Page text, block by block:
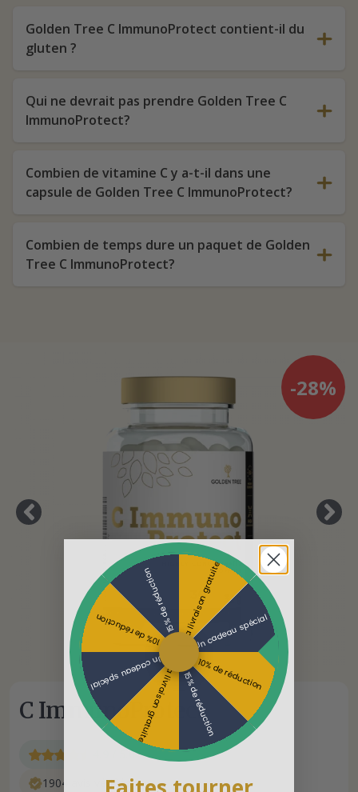
Golden Tree C ImmunoProtect contient-il du
gluten ?
Qui ne devrait pas prendre Golden Tree C
ImmunoProtect?
Combien de vitamine C y a-t-il dans une
capsule de Golden Tree C ImmunoProtect?
Combien de temps dure un paquet de Golden
Tree C ImmunoProtect?
-28%
C ImmunoProtect
4.9 / 5.0
1904 avis vérifiés
La livraison gratuite
Un cadeau spécial
10% de réduction
15% de réduction
La livraison gratuite
Un cadeau spécial
10% de réduction
15% de réduction